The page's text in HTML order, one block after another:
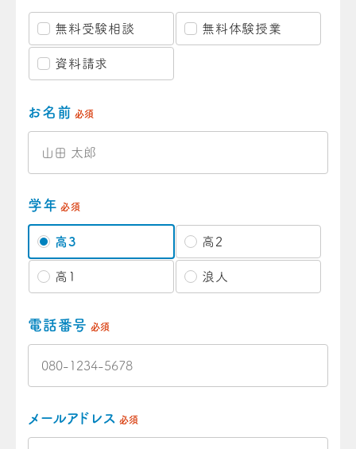
無料受験相談 無料体験授業
資料請求
お名前 必須
学年 必須
高3 高2
高1 浪人
電話番号 必須
メールアドレス 必須